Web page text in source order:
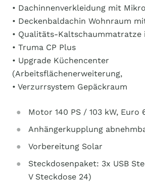
• Dachinnenverkleidung mit
• Deckenbaldachin Wohnraum
• Qualitäts-Kaltschaummatratze
• Truma CP Plus
• Upgrade Küchencenter
(Arbeitsflächenerweiterung,
• Verzurrsystem Gepäckraum
Motor 140 PS / 103 kW, Euro
Anhängerkupplung
Vorbereitung Solar
Steckdosenpaket: 3x USB
V Steckdose 24)